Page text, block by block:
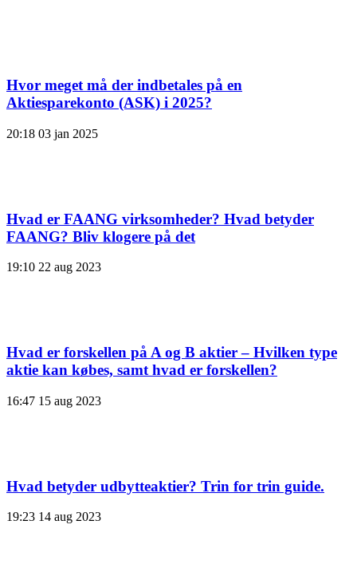
Hvor meget må der indbetales på en
Aktiesparekonto (ASK) i 2025?
20:18 03 jan 2025
Hvad er FAANG virksomheder? Hvad betyder
FAANG? Bliv klogere på det
19:10 22 aug 2023
Hvad er forskellen på A og B aktier – Hvilken type
aktie kan købes, samt hvad er forskellen?
16:47 15 aug 2023
Hvad betyder udbytteaktier? Trin for trin guide.
19:23 14 aug 2023